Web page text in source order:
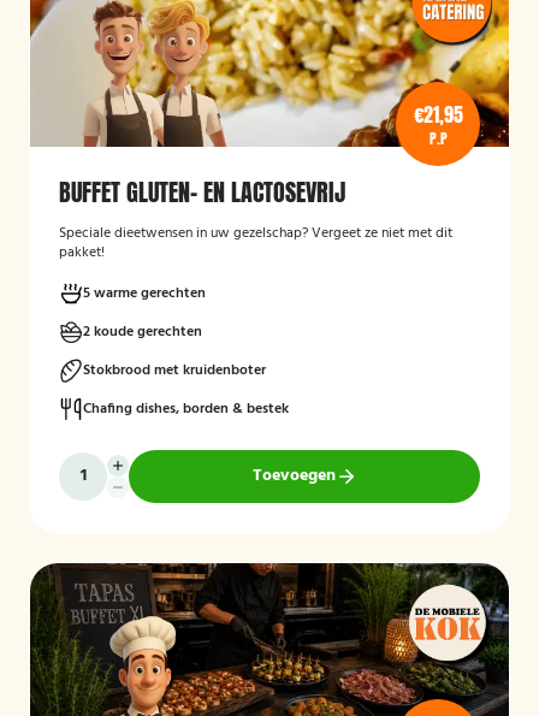
€21,95
P.P
BUFFET GLUTEN- EN LACTOSEVRIJ
Speciale dieetwensen in uw gezelschap? Vergeet ze niet met dit
pakket!
5 warme gerechten
2 koude gerechten
Stokbrood met kruidenboter
Chafing dishes, borden & bestek
Toevoegen